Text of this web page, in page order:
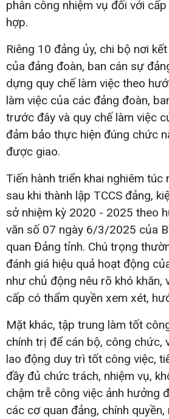
phân công nhiệm vụ đối với
hợp.
Riêng 10 đảng ủy, chi bộ nơi
của đảng đoàn, ban cán sự
dựng quy chế làm việc theo
làm việc của các đảng đoàn,
trước đây và quy chế làm việc
đảm bảo thực hiện đúng chức
được giao.
Tiến hành triển khai nghiêm túc
sau khi thành lập TCCS đảng,
sở nhiệm kỳ 2020 - 2025 theo
văn số 07 ngày 6/3/2025 của
quan Đảng tỉnh. Chú trọng
đánh giá hiệu quả hoạt động
như chủ động nêu rõ khó khăn,
cấp có thẩm quyền xem xét,
Mặt khác, tập trung làm tốt
chính trị để cán bộ, công chức,
lao động duy trì tốt công việc,
đầy đủ chức trách, nhiệm vụ,
chậm trễ công việc ảnh hưởng
các cơ quan đảng, chính